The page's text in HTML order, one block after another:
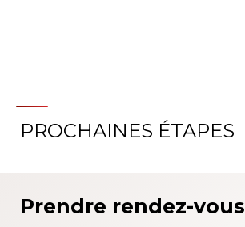
À propos du système
PROCHAINES ÉTAPES
Prendre rendez-vous